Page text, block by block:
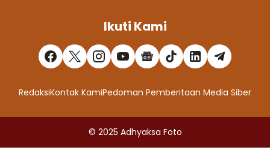
Ikuti Kami
RedaksiKontak KamiPedoman Pemberitaan Media Siber
© 2025 Adhyaksa Foto